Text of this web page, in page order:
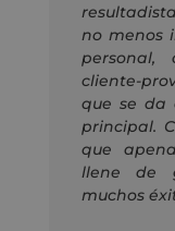
no menos
cliente-
que se da
principal.
que
llene de
muchos